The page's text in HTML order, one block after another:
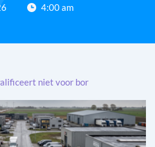
4:00 am
niet voor bor